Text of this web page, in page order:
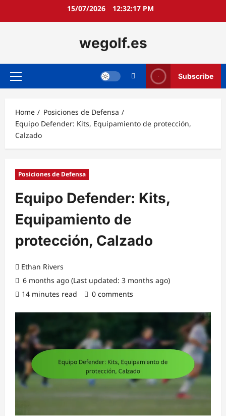
15/07/2026 12:32:18 PM
wegolf.es
Primary
Subscribe
Home
Posiciones de Defensa
Equipo Defender: Kits, Equipamiento de protección,
Calzado
Posiciones de Defensa
Equipo Defender: Kits,
Equipamiento de
protección, Calzado
Ethan Rivers
6 months ago (Last updated: 3 months ago)
14 minutes read
0 comments